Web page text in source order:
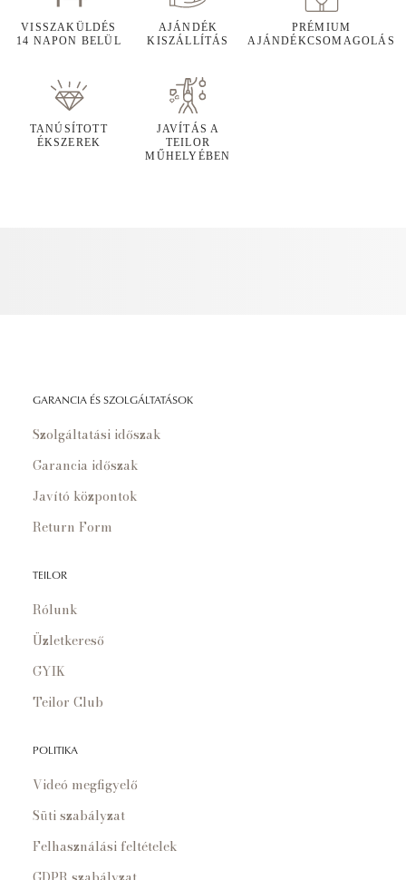
VISSZAKÜLDÉS
14 NAPON BELÜL
AJÁNDÉK
KISZÁLLÍTÁS
PRÉMIUM
AJÁNDÉKCSOMAGOLÁS
TANÚSÍTOTT
ÉKSZEREK
JAVÍTÁS A
TEILOR
MŰHELYÉBEN
GARANCIA ÉS SZOLGÁLTATÁSOK
Szolgáltatási időszak
Garancia időszak
Javító központok
Return Form
TEILOR
Rólunk
Üzletkereső
GYIK
Teilor Club
POLITIKA
Videó megfigyelő
Süti szabályzat
Felhasználási feltételek